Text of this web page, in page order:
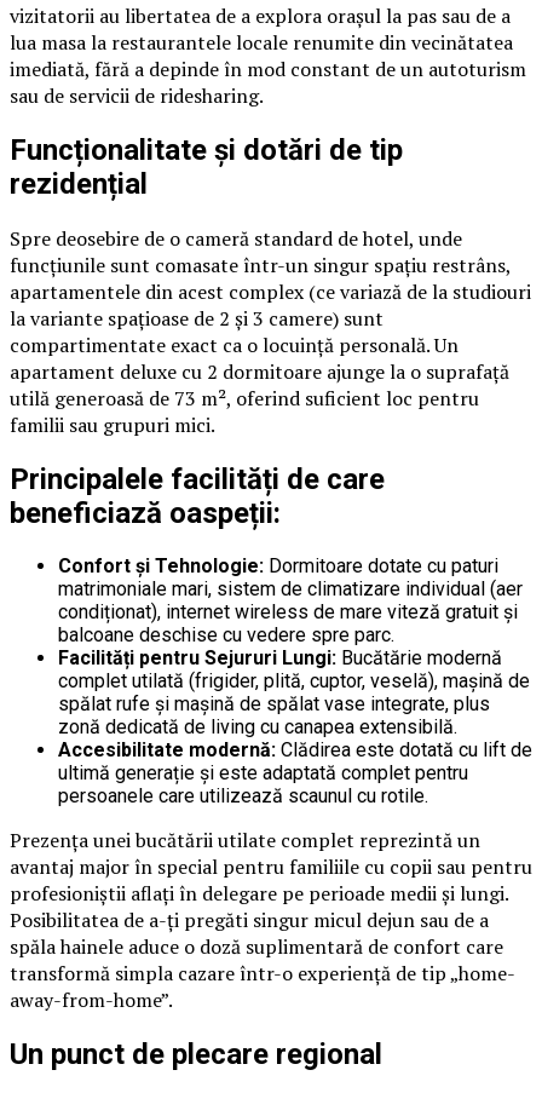
vizitatorii au libertatea de a explora orașul la pas sau de a
lua masa la restaurantele locale renumite din vecinătatea
imediată, fără a depinde în mod constant de un autoturism
sau de servicii de ridesharing.
Funcționalitate și dotări de tip
rezidențial
Spre deosebire de o cameră standard de hotel, unde
funcțiunile sunt comasate într-un singur spațiu restrâns,
apartamentele din acest complex (ce variază de la studiouri
la variante spațioase de 2 și 3 camere) sunt
compartimentate exact ca o locuință personală. Un
apartament deluxe cu 2 dormitoare ajunge la o suprafață
utilă generoasă de 73 m², oferind suficient loc pentru
familii sau grupuri mici.
Principalele facilități de care
beneficiază oaspeții:
Confort și Tehnologie: Dormitoare dotate cu paturi
matrimoniale mari, sistem de climatizare individual (aer
condiționat), internet wireless de mare viteză gratuit și
balcoane deschise cu vedere spre parc.
Facilități pentru Sejururi Lungi: Bucătărie modernă
complet utilată (frigider, plită, cuptor, veselă), mașină de
spălat rufe și mașină de spălat vase integrate, plus
zonă dedicată de living cu canapea extensibilă.
Accesibilitate modernă: Clădirea este dotată cu lift de
ultimă generație și este adaptată complet pentru
persoanele care utilizează scaunul cu rotile.
Prezența unei bucătării utilate complet reprezintă un
avantaj major în special pentru familiile cu copii sau pentru
profesioniștii aflați în delegare pe perioade medii și lungi.
Posibilitatea de a-ți pregăti singur micul dejun sau de a
spăla hainele aduce o doză suplimentară de confort care
transformă simpla cazare într-o experiență de tip „home-
away-from-home”.
Un punct de plecare regional